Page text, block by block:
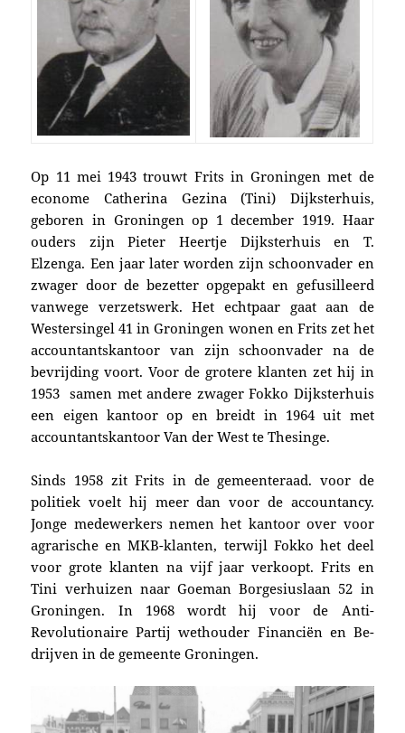
Op 11 mei 1943 trouwt Frits in Groningen met de
econome Catherina Gezina (Tini) Dijksterhuis,
geboren in Groningen op 1 december 1919. Haar
ouders zijn Pieter Heertje Dijksterhuis en T.
Elzenga. Een jaar later worden zijn schoonvader en
zwager door de bezetter opgepakt en gefusilleerd
vanwege verzetswerk. Het echtpaar gaataan de
Westersingel 41 in Groningen wonen en Frits zet het
accountantskantoor van zijn schoonvader na de
bevrijding voort. Voor de grotere klanten zet hij in
1953 samen met andere zwager Fokko Dijksterhuis
een eigen kantoor op en breidt in 1964 uit met
accountantskantoor Van der West te Thesinge.
Sinds 1958 zit Frits in de gemeenteraad. voor de
politiek voelt hij meer dan voor de accountancy.
Jonge medewerkers nemen het kantoor over voor
agrarische en MKB-klanten, terwijl Fokko het deel
voor grote klanten na vijf jaar verkoopt. Frits en
Tini verhuizen naar Goeman Borgesiuslaan 52 in
Groningen. In 1968 wordt hij voor de Anti-
Revolutionaire Partij wet­houder Financiën en Be­
drijven in de gemeente Gro­nin­gen.